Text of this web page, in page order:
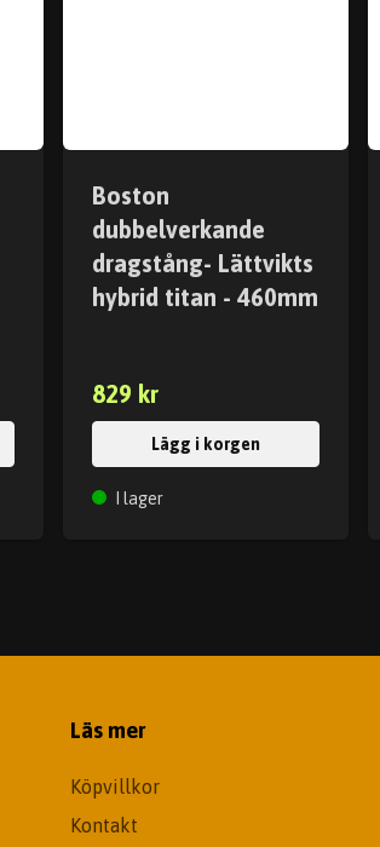
Boston
dubbelverkande
dragstång- Lättvikts
hybrid titan - 460mm
829 kr
Lägg i korgen
I lager
Läs mer
Köpvillkor
Kontakt